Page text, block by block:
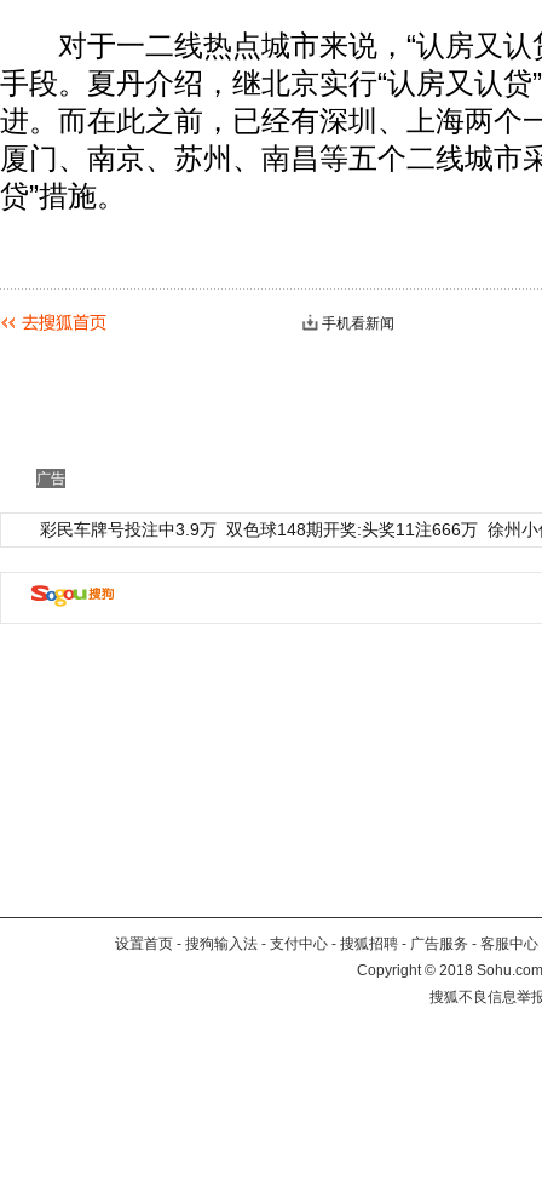
对于一二线热点城市来说，“认房又认
手段。夏丹介绍，继北京实行“认房又认贷
进。而在此之前，已经有深圳、上海两个
厦门、南京、苏州、南昌等五个二线城市
贷”措施。
手机看新闻
广告
彩民车牌号投注中3.9万 双色球148期开奖:头奖11注666万 徐州
设置首页 - 搜狗输入法 - 支付中心 - 搜狐招聘 - 广告服务 - 客服中心
Copyright©2018
搜狐不良信息举